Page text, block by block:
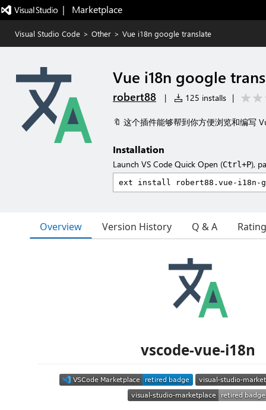
|   Marketplace
Visual Studio Code > Other > Vue i18n google translate
Vue i18n google
robert88 | 125 installs |
🔖 这个插件能够帮到你方便浏览和编写
Installation
Launch VS Code Quick Open (Ctrl+P),
Overview Version History Q & A
vscode-vue-i18n